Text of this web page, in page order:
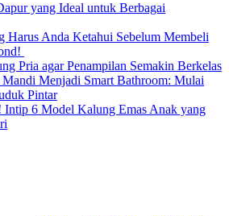
yang Ideal untuk Berbagai
Harus Anda Ketahui Sebelum Membeli
Pria agar Penampilan Semakin Berkelas
Menjadi Smart Bathroom: Mulai
Pintar
Intip 6 Model Kalung Emas Anak yang